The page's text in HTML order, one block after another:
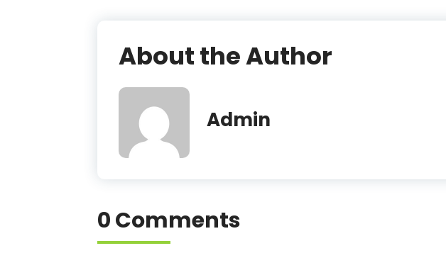
About the Author
Admin
0 Comments